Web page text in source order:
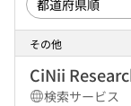
その他
CiNii
検索サービス